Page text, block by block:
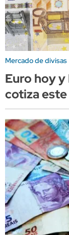
Mercado de divisas
Euro hoy
cotiza